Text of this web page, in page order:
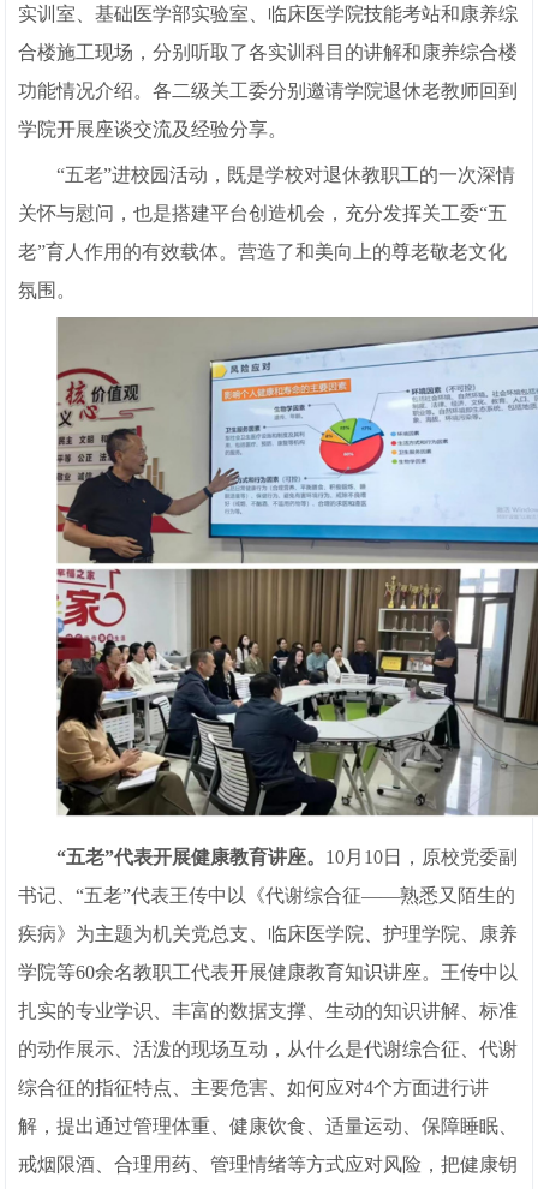
实训室、基础医学部实验室、临床医学院技能考站和康养综
合楼施工现场，分别听取了各实训科目的讲解和康养综合楼
功能情况介绍。各二级关工委分别邀请学院退休老教师回到
学院开展座谈交流及经验分享。
“五老”进校园活动，既是学校对退休教职工的一次深情
关怀与慰问，也是搭建平台创造机会，充分发挥关工委“五
老”育人作用的有效载体。营造了和美向上的尊老敬老文化
氛围。
“五老”代表开展健康教育讲座。 10月10日，原校党委副
书记、“五老”代表王传中以《代谢综合征——熟悉又陌生的
疾病》为主题为机关党总支、临床医学院、护理学院、康养
学院等60余名教职工代表开展健康教育知识讲座。王传中以
扎实的专业学识、丰富的数据支撑、生动的知识讲解、标准
的动作展示、活泼的现场互动，从什么是代谢综合征、代谢
综合征的指征特点、主要危害、如何应对4个方面进行讲
解，提出通过管理体重、健康饮食、适量运动、保障睡眠、
戒烟限酒、合理用药、管理情绪等方式应对风险，把健康钥